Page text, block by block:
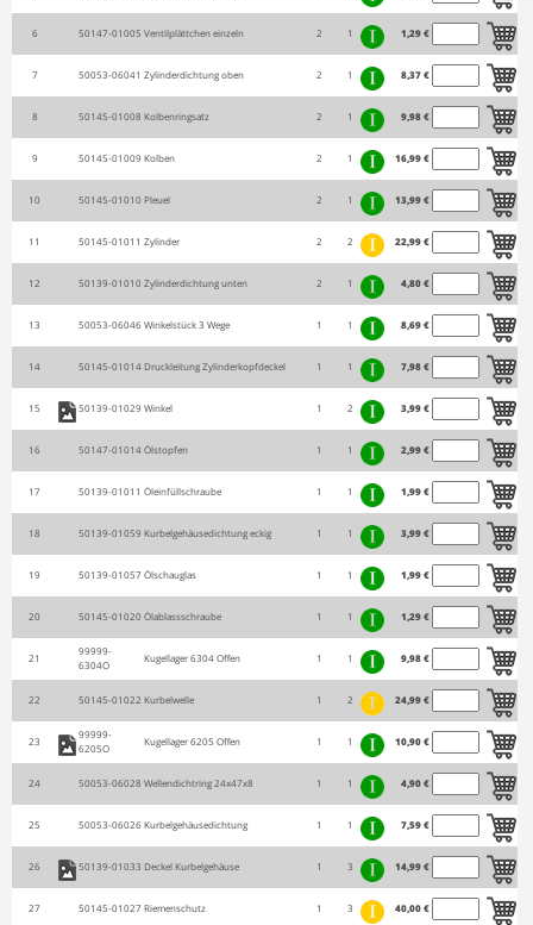
6 50147-01005 Ventilplättchen einzeln 2 1 1,29 €
7 50053-06041 Zylinderdichtung oben 2 1 8,37 €
8 50145-01008 Kolbenringsatz 2 1 9,98 €
9 50145-01009 Kolben 2 1 16,99 €
10 50145-01010 Pleuel 2 1 13,99 €
11 50145-01011 Zylinder 2 2 22,99 €
12 50139-01010 Zylinderdichtung unten 2 1 4,80 €
13 50053-06046Winkelstück 3 Wege 1 1 8,69 €
14 50145-01014Druckleitung Zylinderkopfdeckel 1 1 7,98 €
15 50139-01029 Winkel 1 2 3,99 €
16 50147-01014Ölstopfen 1 1 2,99 €
17 50139-01011 Öleinfüllschraube 1 1 1,99 €
18 50139-01059 Kurbelgehäusedichtung eckig 1 1 3,99 €
19 50139-01057 Ölschauglas 1 1 1,99 €
20 50145-01020 Ölablassschraube 1 1 1,29 €
21
99999-
6304O
Kugellager 6304 Offen 1 1 9,98 €
22 50145-01022 Kurbelwelle 1 2 24,99 €
23
99999-
6205O
Kugellager 6205 Offen 1 1 10,90 €
24 50053-06028 Wellendichtring 24x47x8 1 1 4,90 €
25 50053-06026Kurbelgehäusedichtung 1 1 7,59 €
26 50139-01033 Deckel Kurbelgehäuse 1 3 14,99 €
27 50145-01027 Riemenschutz 1 3 40,00 €